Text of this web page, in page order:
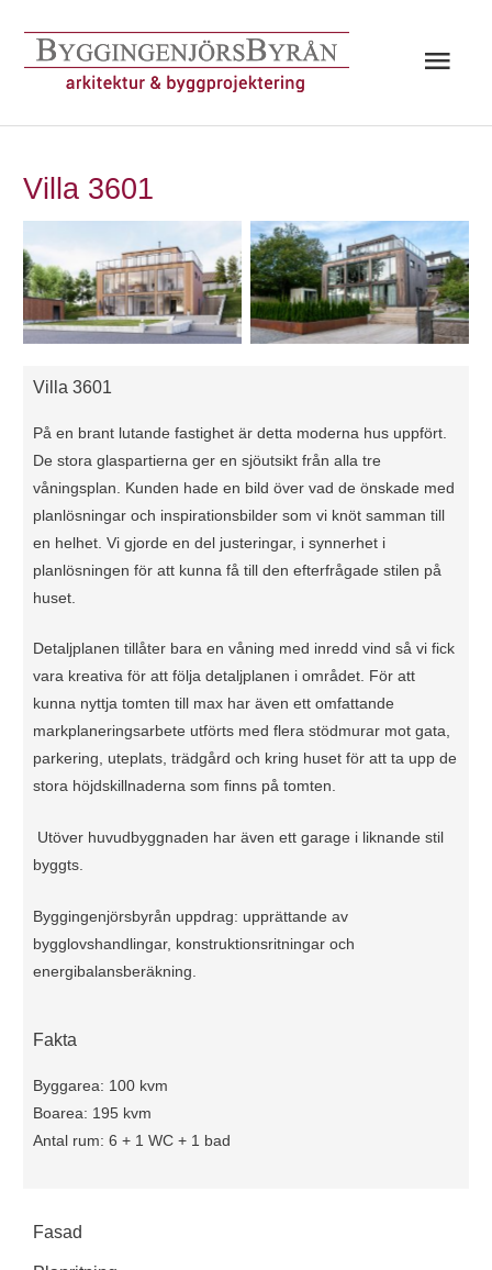
innehåll
Villa 3601
Villa 3601
På en brant lutande fastighet är detta moderna hus uppfört.
De stora glaspartierna ger en sjöutsikt från alla tre
våningsplan. Kunden hade en bild över vad de önskade med
planlösningar och inspirationsbilder som vi knöt samman till
en helhet. Vi gjorde en del justeringar, i synnerhet i
planlösningen för att kunna få till den efterfrågade stilen på
huset.
Detaljplanen tillåter bara en våning med inredd vind så vi fick
vara kreativa för att följa detaljplanen i området. För att
kunna nyttja tomten till max har även ett omfattande
markplaneringsarbete utförts med flera stödmurar mot gata,
parkering, uteplats, trädgård och kring huset för att ta upp de
stora höjdskillnaderna som finns på tomten.
Utöver huvudbyggnaden har även ett garage i liknande stil
byggts.
Byggingenjörsbyrån uppdrag: upprättande av
bygglovshandlingar, konstruktionsritningar och
energibalansberäkning.
Fakta
Byggarea: 100 kvm
Boarea: 195 kvm
Antal rum: 6 + 1 WC + 1 bad
Fasad